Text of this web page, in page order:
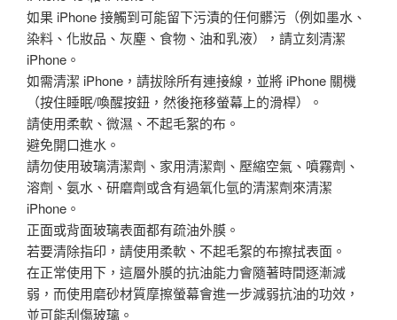
如果 iPhone 接觸到可能留下污漬的任何髒污（例如墨水、
染料、化妝品、灰塵、食物、油和乳液），請立刻清潔
iPhone。
如需清潔 iPhone，請拔除所有連接線，並將 iPhone 關機
（按住睡眠/喚醒按鈕，然後拖移螢幕上的滑桿）。
請使用柔軟、微濕、不起毛絮的布。
避免開口進水。
請勿使用玻璃清潔劑、家用清潔劑、壓縮空氣、噴霧劑、
溶劑、氨水、研磨劑或含有過氧化氫的清潔劑來清潔
iPhone。
正面或背面玻璃表面都有疏油外膜。
若要清除指印，請使用柔軟、不起毛絮的布擦拭表面。
在正常使用下，這層外膜的抗油能力會隨著時間逐漸減
弱，而使用磨砂材質摩擦螢幕會進一步減弱抗油的功效，
並可能刮傷玻璃。